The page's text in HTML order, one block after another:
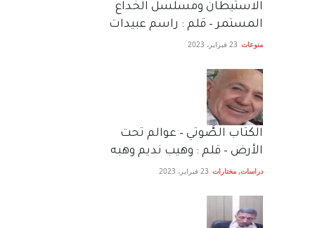
الاستيطان ومسلسل الخداع
المستمر – قلم : راسم عبيدات
منوعات 23 فبراير، 2023
الكتاب الصَّوتي – عوالم تحت
الأرض – قلم : وهيب نديم وهبه
دراسات, مختارات 23 فبراير، 2023